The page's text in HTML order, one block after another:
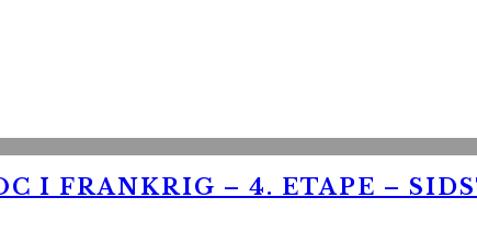
I FRANKRIG – 4. ETAPE –